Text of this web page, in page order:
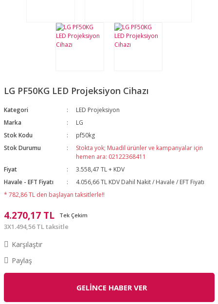
LG PF50KG LED Projeksiyon Cihazı
Kategori
LED Projeksiyon
Marka
LG
Stok Kodu
pf50kg
Stok Durumu
Stokta yok; Muadil ürünler ve kampanyalar için
hemen ara: 02122368411
Fiyat
3.558,47 TL + KDV
Havale - EFT Fiyatı
4.056,66 TL KDV Dahil Nakit / Havale / EFT Fiyatı
* 782,86 TL den başlayan taksitlerle!!
4.270,17 TL Tek Çekim
3X1.494,56 TL taksitle
Karşılaştır
Paylaş
GELİNCE HABER VER